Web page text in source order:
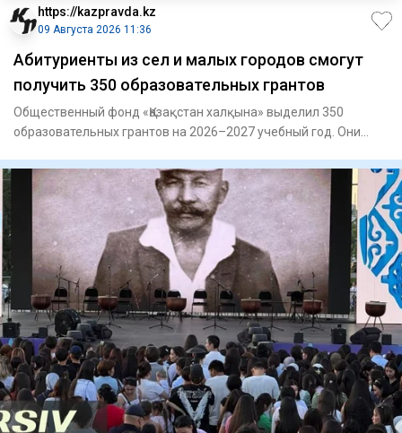
https://kazpravda.kz
09 Августа 2026 11:36
Абитуриенты из сел и малых городов смогут
получить 350 образовательных грантов
Общественный фонд «Қазақстан халқына» выделил 350
образовательных грантов на 2026–2027 учебный год. Они